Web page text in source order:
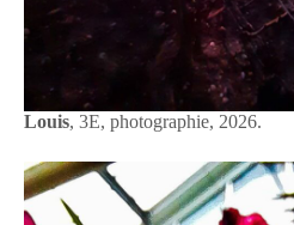
Louis, 3E, photographie, 2026.